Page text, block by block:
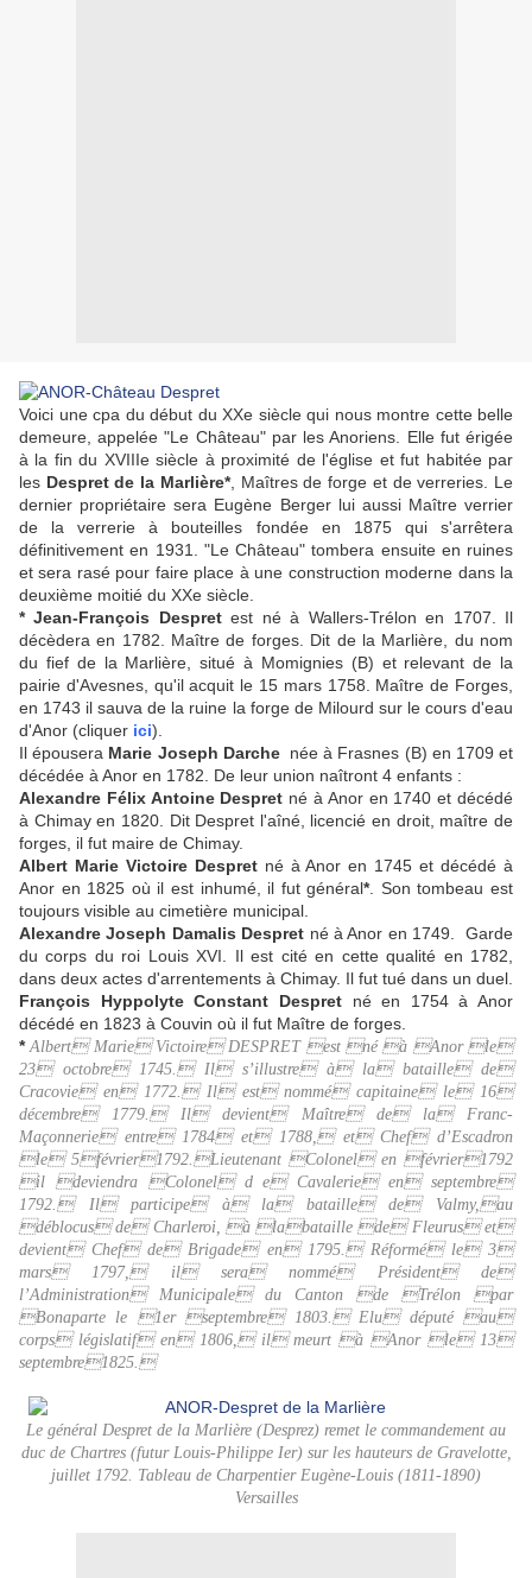
Voici une cpa du début du XXe siècle qui nous montre cette belle
demeure, appelée "Le Château" par les Anoriens. Elle fut érigée
à la fin du XVIIIe siècle à proximité de l'église et fut habitée par
les Despret de la Marlière*, Maîtres de forge et de verreries. Le
dernier propriétaire sera Eugène Berger lui aussi Maître verrier
de la verrerie à bouteilles fondée en 1875 qui s'arrêtera
définitivement en 1931. "Le Château" tombera ensuite en ruines
et sera rasé pour faire place à une construction moderne dans la
deuxième moitié du XXe siècle.
* Jean-François Despretest né à Wallers-Trélon en 1707. Il
décèdera en 1782. Maître de forges. Dit de la Marlière, du nom
du fief de la Marlière, situé à Momignies (B) et relevant de la
pairie d'Avesnes, qu'il acquit le 15 mars 1758. Maître de Forges,
en 1743 il sauva de la ruine la forge de Milourd sur le cours d'eau
d'Anor (cliquer ici).
Il épousera Marie Joseph Darchenée à Frasnes (B) en 1709 et
décédée à Anor en 1782. De leur union naîtront 4 enfants :
Alexandre Félix Antoine Despret né à Anor en 1740 et décédé
à Chimay en 1820. Dit Despret l'aîné, licencié en droit, maître de
forges, il fut maire de Chimay.
Albert Marie Victoire Despretné à Anor en 1745 et décédé à
Anor en 1825 où il est inhumé, il fut général*. Son tombeau est
toujours visible au cimetière municipal.
Alexandre Joseph Damalis Despret né à Anor en 1749. Garde
du corps du roi Louis XVI. Il est cité en cette qualité en 1782,
dans deux actes d'arrentements à Chimay. Il fut tué dans un duel.
François Hyppolyte Constant
Despretné en 1754 à Anor
décédé en 1823 à Couvin où il fut Maître de forges.
* Albert Marie Victoire DESPRET est né à Anor le
23 octobre 1745. Il s’illustre à la bataille de
Cracovie en 1772. Il est nommé capitaine le 16
décembre 1779. Il devient Maître de la Franc-
Maçonnerie entre 1784 et 1788, et Chef d’Escadron
le 5février1792.Lieutenant Colonel en février1792
il deviendra Colonel d e Cavalerie en septembre
1792. Il participe à la bataille de Valmy,au
déblocus de Charleroi, à labataille de Fleurus et
devient Chef de Brigade en 1795. Réformé le 3
mars 1797, il sera nommé Président de
l’Administration Municipale du Canton de Trélon par
Bonaparte le 1er septembre 1803. Elu député au
corps législatif en 1806, il meurt à Anor le 13
septembre1825.
Le général Despret de la Marlière (Desprez) remet le commandement au
duc de Chartres (futur Louis-Philippe Ier) sur les hauteurs de Gravelotte,
juillet 1792. Tableau de Charpentier Eugène-Louis (1811-1890)
Versailles